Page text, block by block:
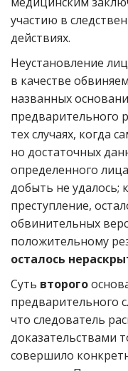
участию в
действиях.
Неустановление
в качестве
названных
предварительного
тех случаях, когда
но достаточных
определенного
добыть не удалось;
преступление,
обвинительных
положительному
осталось
Суть второго
предварительного
что следователь
доказательствами
совершило